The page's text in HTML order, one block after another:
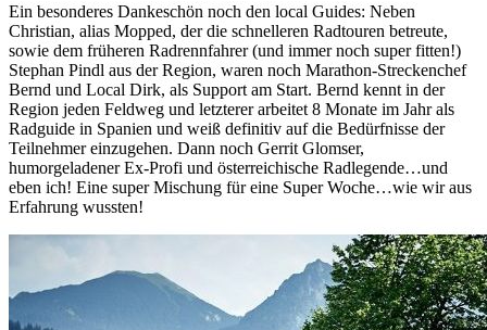
Ein besonderes Dankeschön noch den local Guides: Neben
Christian, alias Mopped, der die schnelleren Radtouren betreute,
sowie dem früheren Radrennfahrer (und immer noch super fitten!)
Stephan Pindl aus der Region, waren noch Marathon-Streckenchef
Bernd und Local Dirk, als Support am Start. Bernd kennt in der
Region jeden Feldweg und letzterer arbeitet 8 Monate im Jahr als
Radguide in Spanien und weiß definitiv auf die Bedürfnisse der
Teilnehmer einzugehen. Dann noch Gerrit Glomser,
humorgeladener Ex-Profi und österreichische Radlegende…und
eben ich! Eine super Mischung für eine Super Woche…wie wir aus
Erfahrung wussten!